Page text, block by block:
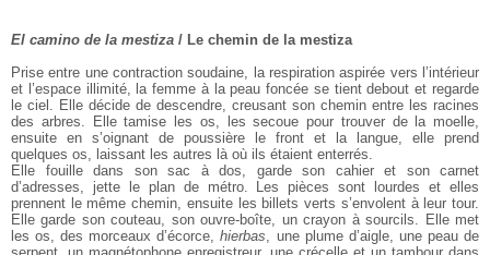
El camino de la mestiza / Le chemin de la mestiza
Prise entre une contraction soudaine, la respiration aspirée vers l’intérieur
et l’espace illimité, la femme à la peau foncée se tient debout et regarde
le ciel. Elle décide de descendre, creusant son chemin entre les racines
des arbres. Elle tamise les os, les secoue pour trouver de la moelle,
ensuite en s’oignant de poussière le front et la langue, elle prend
quelques os, laissant les autres là où ils étaient enterrés.
Elle fouille dans son sac à dos, garde son cahier et son carnet
d’adresses, jette le plan de métro. Les pièces sont lourdes et elles
prennent le même chemin, ensuite les billets verts s’envolent à leur tour.
Elle garde son couteau, son ouvre-boîte, un crayon à sourcils. Elle met
les os, des morceaux d’écorce,hierbas , une plume d’aigle, une peau de